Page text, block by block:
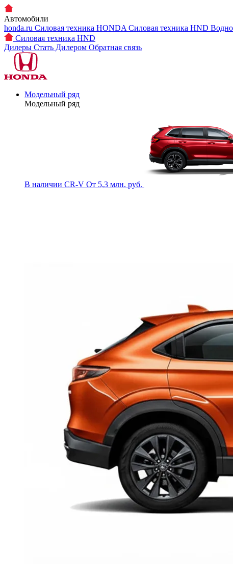
Автомобили
honda.ru Силовая техника HONDA Силовая техника HND
Силовая техника HND
Дилеры Стать Дилером Обратная связь
Модельный ряд
Модельный ряд
В наличии CR-V От 5,3 млн. руб.